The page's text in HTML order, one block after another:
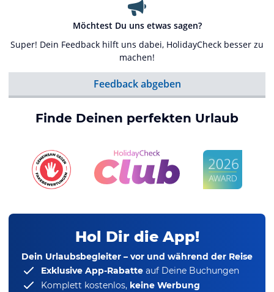
Möchtest Du uns etwas sagen?
Super! Dein Feedback hilft uns dabei, HolidayCheck besser zu
machen!
Feedback abgeben
Finde Deinen perfekten Urlaub
Hol Dir die App!
Dein Urlaubsbegleiter – vor und während der Reise
Exklusive App-Rabatte auf Deine Buchungen
Komplett kostenlos, keine Werbung